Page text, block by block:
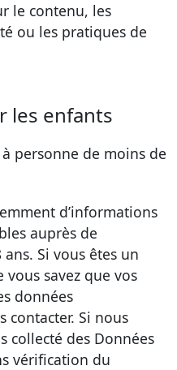
le contenu, les
ou les pratiques de
les enfants
à personne de moins de
d’informations
auprès de
Si vous êtes un
savez que vos
données
contacter. Si nous
collecté des Données
vérification du